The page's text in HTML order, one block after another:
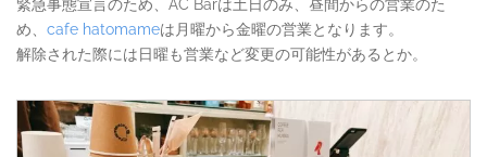
緊急事態宣言のため、AC Barは土日のみ、昼間からの営業のた
め、 cafe hatomameは月曜から金曜の営業となります。
解除された際には日曜も営業など変更の可能性があるとか。